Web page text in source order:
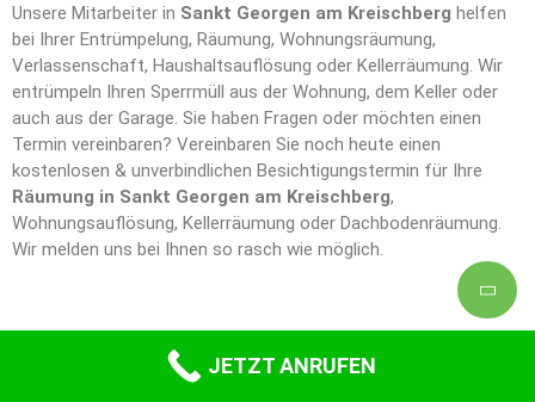
Unsere Mitarbeiter in Sankt Georgen am Kreischberg helfen
bei Ihrer Entrümpelung, Räumung, Wohnungsräumung,
Verlassenschaft, Haushaltsauflösung oder Kellerräumung. Wir
entrümpeln Ihren Sperrmüll aus der Wohnung, dem Keller oder
auch aus der Garage. Sie haben Fragen oder möchten einen
Termin vereinbaren? Vereinbaren Sie noch heute einen
kostenlosen & unverbindlichen Besichtigungstermin für Ihre
Räumung in Sankt Georgen am Kreischberg,
Wohnungsauflösung, Kellerräumung oder Dachbodenräumung.
Wir melden uns bei Ihnen so rasch wie möglich.
JETZT ANRUFEN